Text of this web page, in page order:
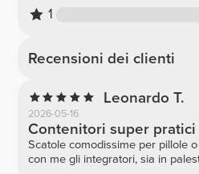
1
Recensioni dei clienti
Leonardo T.
2026-05-16
Contenitori super pratici
Scatole comodissime per pillole
con me gli integratori, sia in